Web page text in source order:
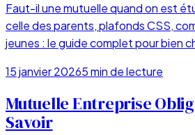
Faut-il une mutuelle quand on est
celle des parents, plafonds CSS,
jeunes : le guide complet pour bien
15 janvier 20265min de lecture
Mutuelle Entreprise
Savoir